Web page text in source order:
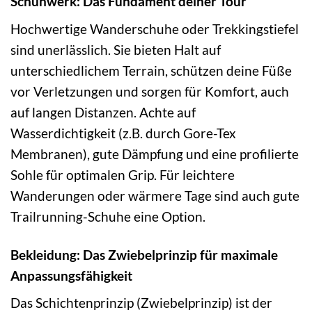
Hochwertige Wanderschuhe oder Trekkingstiefel
sind unerlässlich. Sie bieten Halt auf
unterschiedlichem Terrain, schützen deine Füße
vor Verletzungen und sorgen für Komfort, auch
auf langen Distanzen. Achte auf
Wasserdichtigkeit (z.B. durch Gore-Tex
Membranen), gute Dämpfung und eine profilierte
Sohle für optimalen Grip. Für leichtere
Wanderungen oder wärmere Tage sind auch gute
Trailrunning-Schuhe eine Option.
Bekleidung: Das Zwiebelprinzip für maximale
Anpassungsfähigkeit
Das Schichtenprinzip (Zwiebelprinzip) ist der